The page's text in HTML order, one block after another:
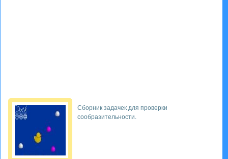
Сборник задачек для проверки
сообразительности.